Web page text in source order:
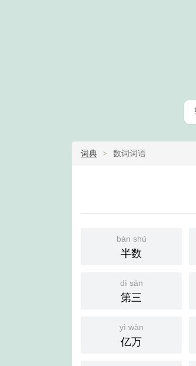
词典 数词词语
bàn shù
半数
dì sān
第三
yì wàn
亿万